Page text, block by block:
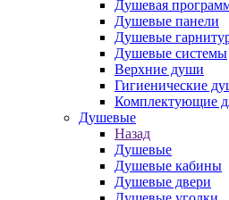
Душевая
Душевые панели
Душевые
Душевые системы
Верхние души
Гигиенические
Комплектующие
Душевые
Назад
Душевые
Душевые кабины
Душевые двери